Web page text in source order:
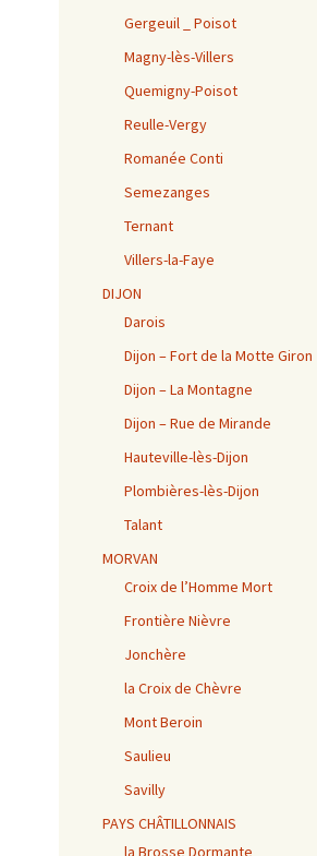
Gergeuil _ Poisot
Magny-lès-Villers
Quemigny-Poisot
Reulle-Vergy
Romanée Conti
Semezanges
Ternant
Villers-la-Faye
DIJON
Darois
Dijon – Fort de la Motte Giron
Dijon – La Montagne
Dijon – Rue de Mirande
Hauteville-lès-Dijon
Plombières-lès-Dijon
Talant
MORVAN
Croix de l’Homme Mort
Frontière Nièvre
Jonchère
la Croix de Chèvre
Mont Beroin
Saulieu
Savilly
PAYS CHÂTILLONNAIS
la Brosse Dormante